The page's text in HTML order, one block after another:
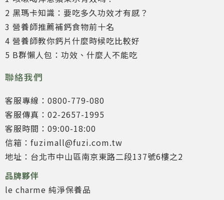
2 黑瑪卡知識：要吃多久功效才有感？
3 營養師推薦補鈣食物前十名
4 營養師教你鈣片什麼時候吃比較好
5 B群懶人包：功效、什麼人不能吃
聯絡我們
客服專線：0800-779-080
客服傳真：02-2657-1995
客服時間：09:00-18:00
信箱：fuzimall@fuzi.com.tw
地址：台北市中山區南京東路二段137號6樓之2
品牌夥伴
le charme 純淨保養品